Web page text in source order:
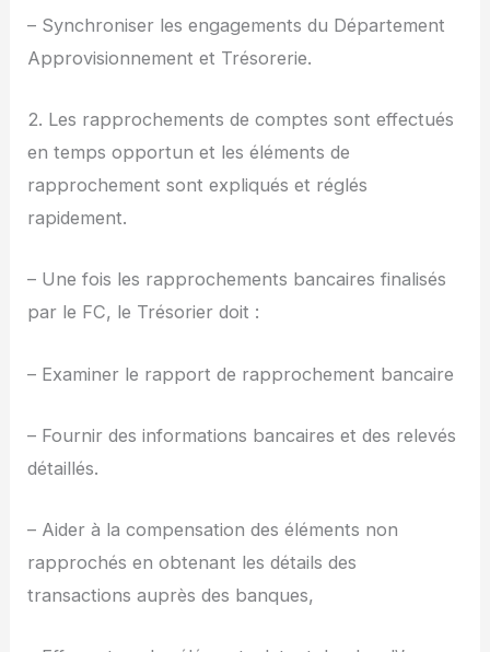
– Synchroniser les engagements du Département
Approvisionnement et Trésorerie.
2. Les rapprochements de comptes sont effectués
en temps opportun et les éléments de
rapprochement sont expliqués et réglés
rapidement.
– Une fois les rapprochements bancaires finalisés
par le FC, le Trésorier doit :
– Examiner le rapport de rapprochement bancaire
– Fournir des informations bancaires et des relevés
détaillés.
– Aider à la compensation des éléments non
rapprochés en obtenant les détails des
transactions auprès des banques,